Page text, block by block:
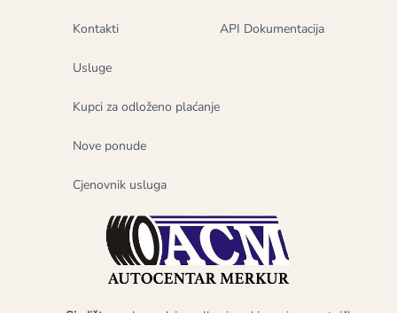
Kontakti
Usluge
Kupci za odloženo plaćanje
Nove ponude
Cjenovnik usluga
API Dokumentacija